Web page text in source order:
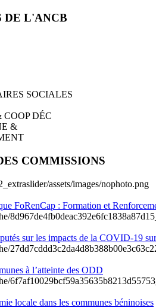
DE L'ANCB
SOCIALES
DÉC
&
COMMISSIONS
FoRenCap : Formation et
sur les impacts de la COVID-19
à l’atteinte des ODD
locale dans les communes béninoises